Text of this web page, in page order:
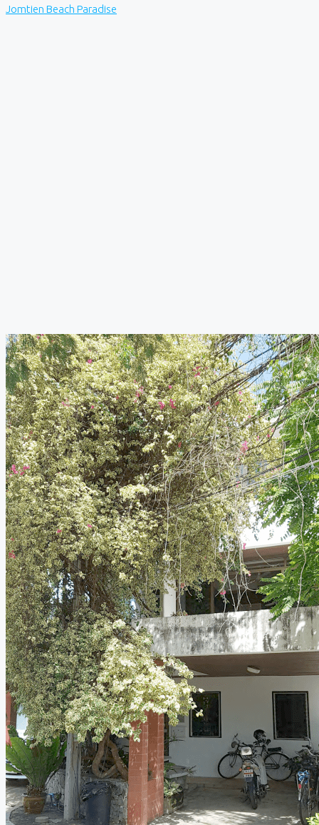
Jomtien Beach Paradise